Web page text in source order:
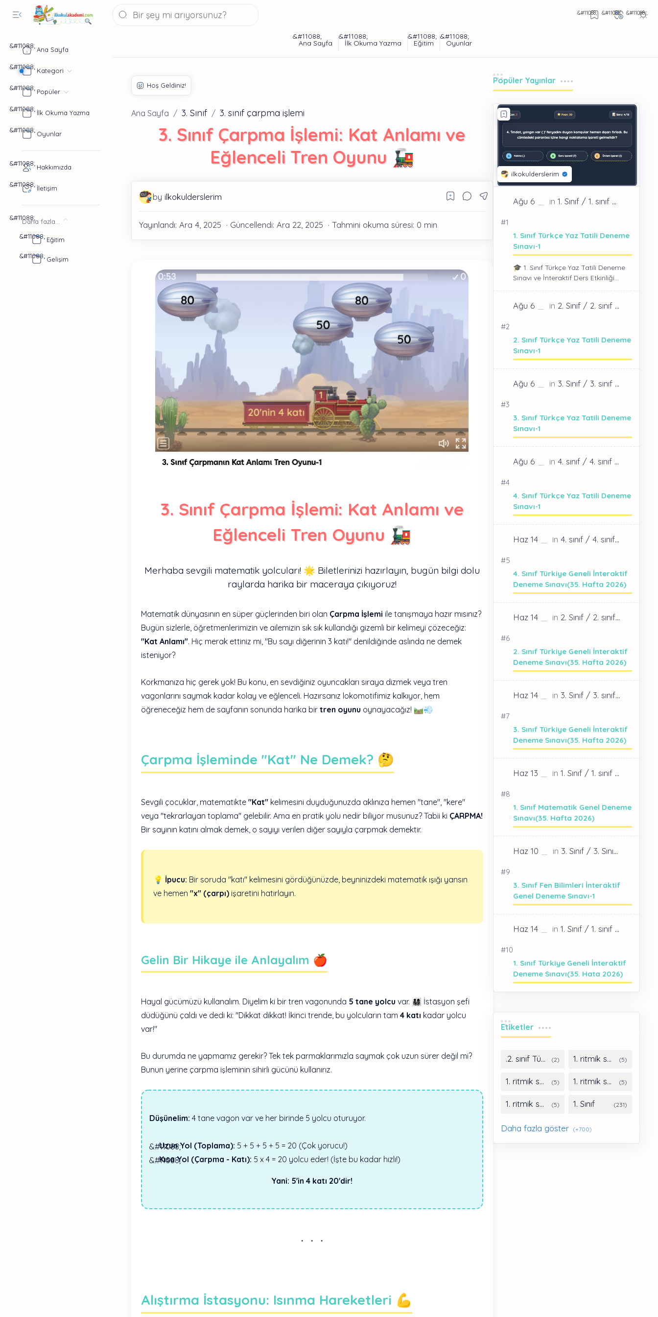
Ana Sayfa
Kategori
Popüler
İlk Okuma Yazma
Oyunlar
Hakkımızda
İletişim
Daha fazla...
Eğitim
Gelişim
Ana Sayfa 3. Sınıf 3. sınıf çarpma işlemi
3. Sınıf Çarpma İşlemi: Kat Anlamı ve
Eğlenceli Tren Oyunu 🚂
3. Sınıf Çarpma İşlemi: Kat Anlamı ve
Eğlenceli Tren Oyunu 🚂
Merhaba sevgili matematik yolcuları! 🌟 Biletlerinizi hazırlayın, bugün bilgi dolu
raylarda harika bir maceraya çıkıyoruz!
Matematik dünyasının en süper güçlerinden biri olan Çarpma İşlemi ile tanışmaya hazır mısınız?
Bugün sizlerle, öğretmenlerimizin ve ailemizin sık sık kullandığı gizemli bir kelimeyi çözeceğiz:
"Kat Anlamı". Hiç merak ettiniz mi, "Bu sayı diğerinin 3 katı!" denildiğinde aslında ne demek
isteniyor?
Korkmanıza hiç gerek yok! Bu konu, en sevdiğiniz oyuncakları sıraya dizmek veya tren
vagonlarını saymak kadar kolay ve eğlenceli. Hazırsanız lokomotifimiz kalkıyor, hem
öğreneceğiz hem de sayfanın sonunda harika bir tren oyunu oynayacağız! 🛤️💨
Çarpma İşleminde "Kat" Ne Demek? 🤔
Sevgili çocuklar, matematikte "Kat"kelimesini duyduğunuzda aklınıza hemen "tane", "kere"
veya "tekrarlayan toplama" gelebilir. Ama en pratik yolu nedir biliyor musunuz? Tabii ki ÇARPMA!
Bir sayının katını almak demek, o sayıyı verilen diğer sayıyla çarpmak demektir.
💡 İpucu: Bir soruda "katı" kelimesini gördüğünüzde, beyninizdeki matematik ışığı yansın
ve hemen "x" (çarpı)işaretini hatırlayın.
Gelin Bir Hikaye ile Anlayalım 🍎
Hayal gücümüzü kullanalım. Diyelim ki bir tren vagonunda 5 tane yolcu var. 👨‍👩‍👧‍👦 İstasyon şefi
düdüğünü çaldı ve dedi ki: "Dikkat dikkat! İkinci trende, bu yolcuların tam 4 katı kadar yolcu
var!"
Bu durumda ne yapmamız gerekir? Tek tek parmaklarımızla saymak çok uzun sürer değil mi?
Bunun yerine çarpma işleminin sihirli gücünü kullanırız.
Düşünelim: 4 tane vagon var ve her birinde 5 yolcu oturuyor.
Uzun Yol (Toplama): 5 + 5 + 5 + 5 = 20 (Çok yorucu!)
Kısa Yol (Çarpma - Katı): 5 x 4 = 20 yolcu eder! (İşte bu kadar hızlı!)
Yani: 5'in 4 katı 20'dir!
Alıştırma İstasyonu: Isınma Hareketleri 💪
Popüler Yayınlar
1. Sınıf Türkçe Yaz Tatili Deneme
Sınavı-1
🎓 1. Sınıf Türkçe Yaz Tatili Deneme
Sınavı ve İnteraktif Ders Etkinliği
2. Sınıf Türkçe Yaz Tatili Deneme
Sınavı-1
3. Sınıf Türkçe Yaz Tatili Deneme
Sınavı-1
4. Sınıf Türkçe Yaz Tatili Deneme
Sınavı-1
4. Sınıf Türkiye Geneli İnteraktif
Deneme Sınavı(35. Hafta 2026)
2. Sınıf Türkiye Geneli İnteraktif
Deneme Sınavı(35. Hafta 2026)
3. Sınıf Türkiye Geneli İnteraktif
Deneme Sınavı(35. Hafta 2026)
1. Sınıf Matematik Genel Deneme
Sınavı(35. Hafta 2026)
3. Sınıf Fen Bilimleri İnteraktif
Genel Deneme Sınavı-1
1. Sınıf Türkiye Geneli İnteraktif
Deneme Sınavı(35. Hata 2026)
Etiketler